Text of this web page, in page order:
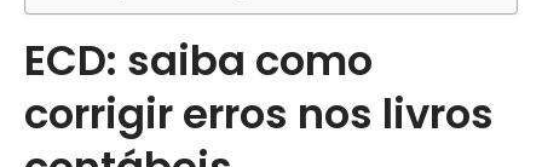
ECD: saiba como
corrigir erros nos livros